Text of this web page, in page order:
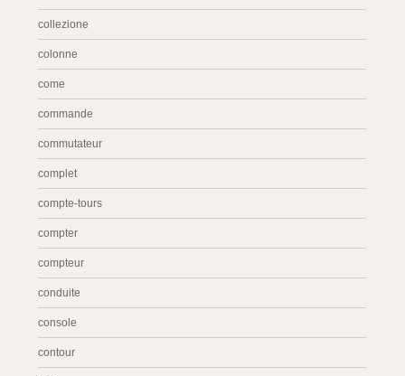
collezione
colonne
come
commande
commutateur
complet
compte-tours
compter
compteur
conduite
console
contour